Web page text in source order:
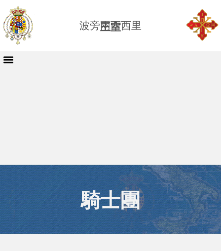
波旁兩西西里
王室
騎士團